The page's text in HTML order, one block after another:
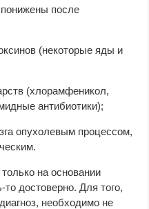
после
(некоторые яды и
(хлорамфеникол,
антибиотики);
опухолевым процессом,
на основании
то достоверно. Для того,
необходимо не